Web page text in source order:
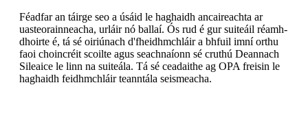
Féadfar an táirge seo a úsáid le haghaidh ancaireachta ar
uasteorainneacha, urláir nó ballaí. Ós rud é gur suiteáil réamh-
dhoirte é, tá sé oiriúnach d'fheidhmchláir a bhfuil imní orthu
faoi choincréit scoilte agus seachnaíonn sé cruthú Deannach
Sileaice le linn na suiteála. Tá sé ceadaithe ag OPA freisin le
haghaidh feidhmchláir teanntála seismeacha.